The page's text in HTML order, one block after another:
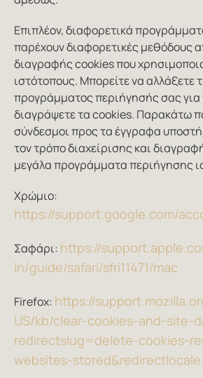
Επιπλέον, διαφορετικά
παρέχουν διαφορετικές μεθόδους
διαγραφής cookies που
ιστότοπους. Μπορείτε να αλλάξετε
προγράμματος περιήγησής σας για
διαγράψετε τα cookies. Παρακάτω
σύνδεσμοι προς τα έγγραφα
τον τρόπο διαχείρισης και
μεγάλα προγράμματα περιήγησης
Χρώμιο:
https://support.google.com/
Σαφάρι: https://
in/guide/safari/sfri11471/mac
Firefox: https://
US/kb/clear-cookies-and-site-
redirectslug=delete-cookies-
websites-